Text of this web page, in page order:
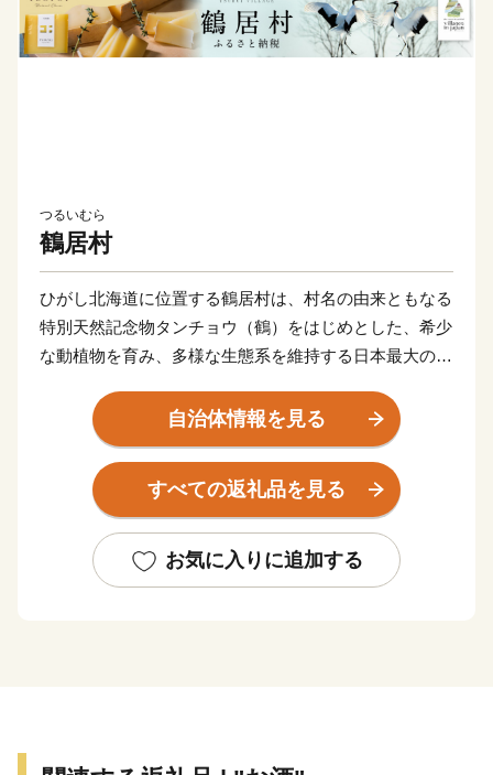
つるいむら
鶴居村
ひがし北海道に位置する鶴居村は、村名の由来ともなる
特別天然記念物タンチョウ（鶴）をはじめとした、希少
な動植物を育み、多様な生態系を維持する日本最大の湿
酪農を主産業とし、農業生産基盤の整備や酪農経営の近
代化などに取り組みながら、北国・北海道で国内の食料
自給確保のため、地域を挙げて良質な生乳生産に努めて
ラルチーズは、村の特産品となっています。
村の最大の魅力は、その「美しさ」です。雄大な自然に
自治体情報を見る
すべての返礼品を見る
お気に入りに追加する